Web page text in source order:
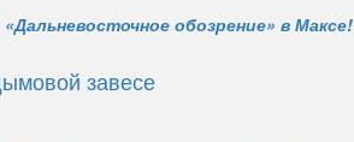
обозрение» в Максе!
завесе